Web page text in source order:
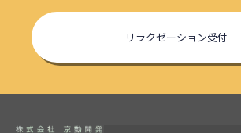
リラクゼーション受付